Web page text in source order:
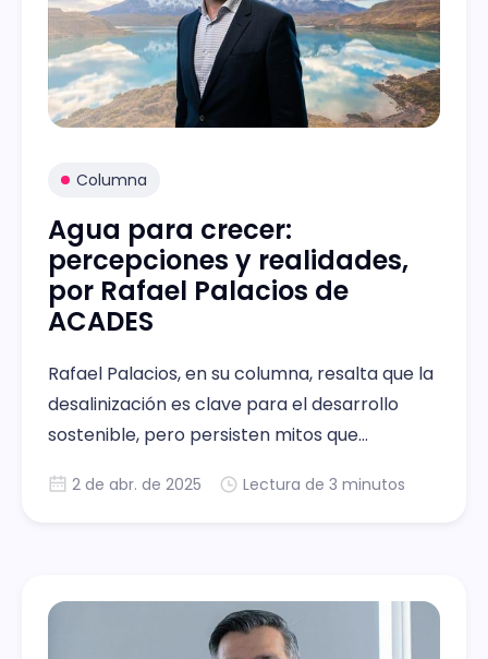
Columna
Agua para crecer:
percepciones y realidades,
por Rafael Palacios de
ACADES
Rafael Palacios, en su columna, resalta que la
desalinización es clave para el desarrollo
sostenible, pero persisten mitos que
cambio climático y el crecimiento.
2 de abr. de 2025 Lectura de 3 minutos